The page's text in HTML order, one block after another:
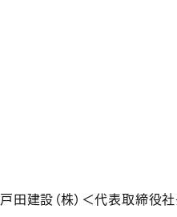
戸田建設（株）＜代表取締役